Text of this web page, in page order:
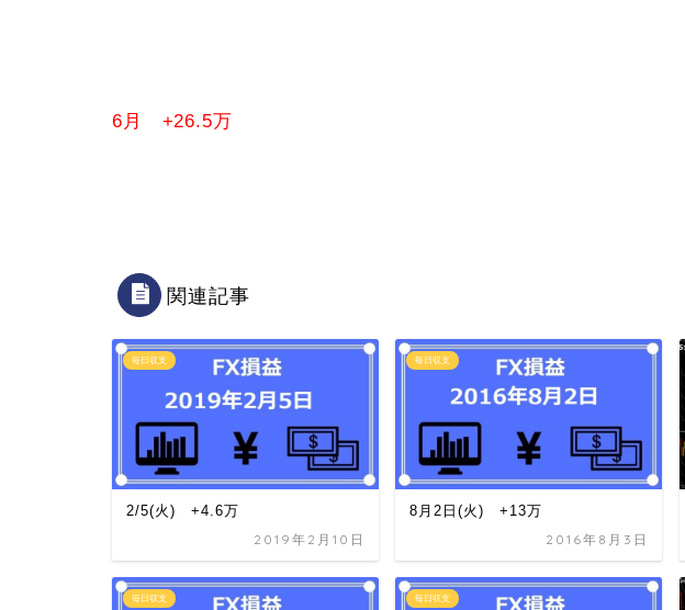
6月 +26.5万
関連記事
毎日収支
2/5(火) +4.6万
2019年2月10日
毎日収支
8月2日(火) +13万
2016年8月3日
毎日収支 毎日収支